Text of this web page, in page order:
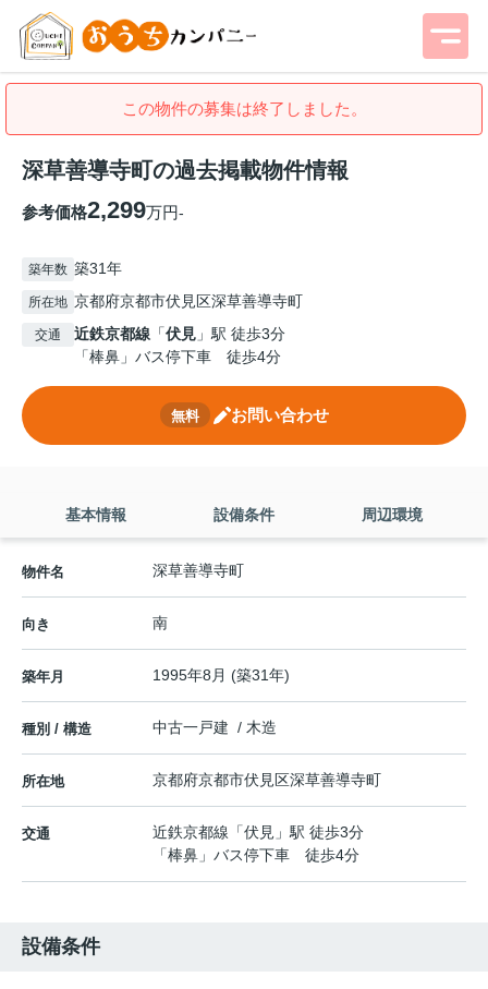
この物件の募集は終了しました。
深草善導寺町の過去掲載物件情報
参考価格2,299万円-
築年数 築31年
所在地 京都府京都市伏見区深草善導寺町
交通 近鉄京都線 「伏見 」駅 徒歩3分
「棒鼻」バス停下車 徒歩4分
無料 お問い合わせ
基本情報 設備条件 周辺環境
物件名 深草善導寺町
向き 南
築年月 1995年8月 (築31年)
種別 / 構造 中古一戸建 / 木造
所在地 京都府京都市伏見区深草善導寺町
交通 近鉄京都線 「伏見 」駅 徒歩3分
「棒鼻」バス停下車 徒歩4分
設備条件